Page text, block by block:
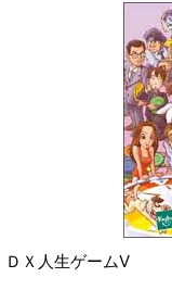
ＤＸ人生ゲームⅤ